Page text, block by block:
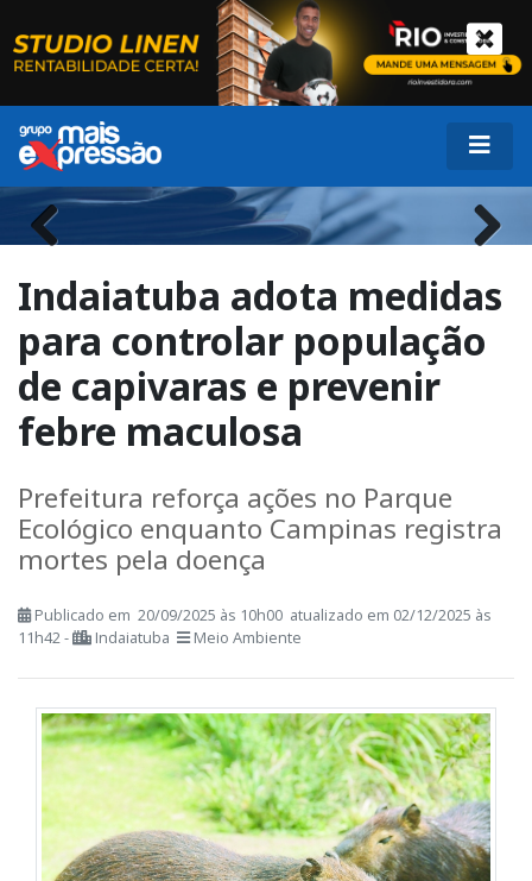
Previous Next
Indaiatuba adota medidas
para controlar população
de capivaras e prevenir
febre maculosa
Prefeitura reforça ações no Parque
Ecológico enquanto Campinas registra
mortes pela doença
Publicado em 20/09/2025 às 10h00 atualizado em 02/12/2025 às